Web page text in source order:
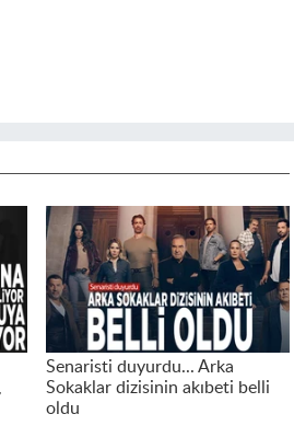
Senaristi duyurdu... Arka
Sokaklar dizisinin akıbeti belli
oldu